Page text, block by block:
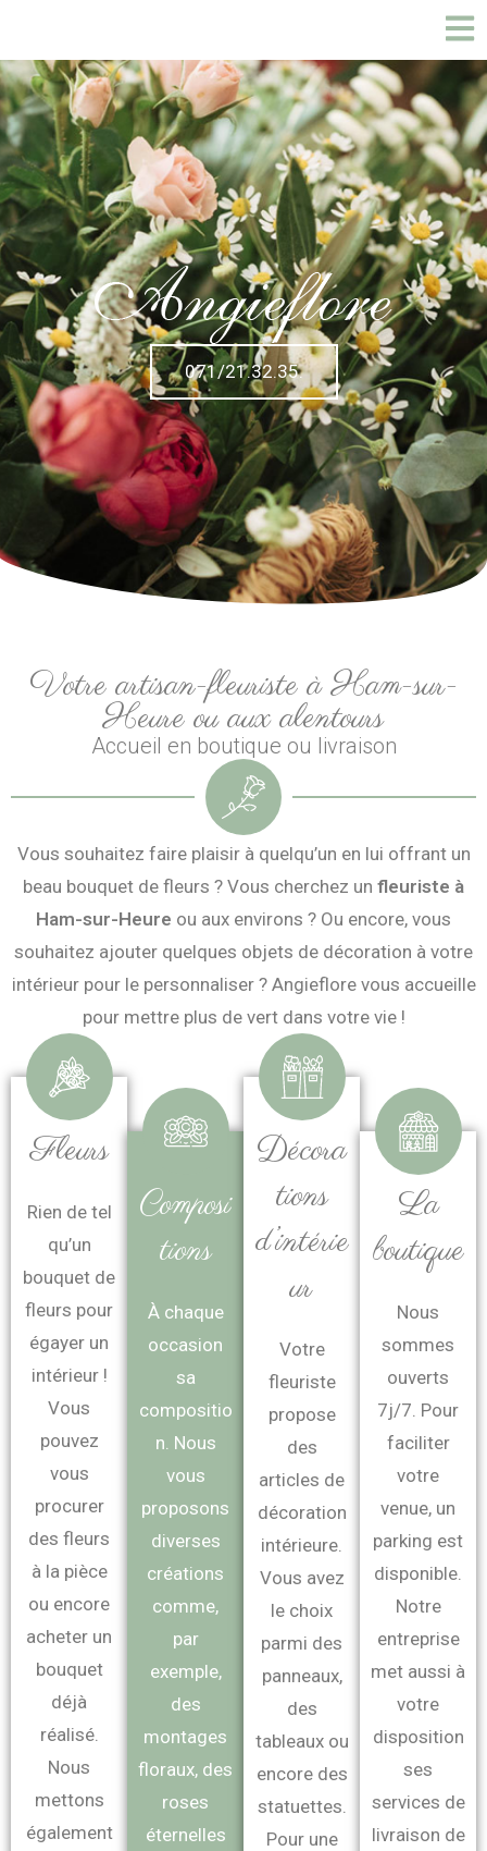
071/21.32.35.
Votre artisan-fleuriste à Ham-sur-
Heure ou aux alentours
Accueil en boutique ou livraison
Vous souhaitez faire plaisir à quelqu’un en lui offrant un
beau bouquet de fleurs ? Vous cherchez un fleuriste à
Ham-sur-Heure ou aux environs ? Ou encore, vous
souhaitez ajouter quelques objets de décoration à votre
intérieur pour le personnaliser ? Angieflore vous accueille
pour mettre plus de vert dans votre vie !
Fleurs
Rien de tel
qu’un
bouquet de
fleurs pour
égayer un
intérieur !
Vous
pouvez
vous
procurer
des fleurs
à la pièce
ou encore
acheter un
bouquet
déjà
réalisé.
Nous
mettons
également
Composi
tions
À chaque
occasion
sa
compositio
n. Nous
vous
proposons
diverses
créations
comme,
par
exemple,
des
montages
floraux, des
roses
éternelles
Décora
tions
d’intérie
ur
Votre
fleuriste
propose
des
articles de
décoration
intérieure.
Vous avez
le choix
parmi des
panneaux,
des
tableaux ou
encore des
statuettes.
Pour une
La
boutique
Nous
sommes
ouverts
7j/7. Pour
faciliter
votre
venue, un
parking est
disponible.
Notre
entreprise
met aussi à
votre
disposition
ses
services de
livraison de